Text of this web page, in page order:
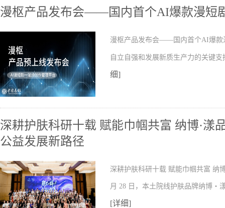
漫枢产品发布会——国内首个AI爆款漫短
漫枢产品发布会——国内首个AI爆款
自立自强和发展新质生产力的关键
细]
深耕护肤科研十载 赋能巾帼共富 纳博·漾
公益发展新路径
深耕护肤科研十载 赋能巾帼共富 纳
月 28 日，本土院线护肤品牌纳博・
[详细]